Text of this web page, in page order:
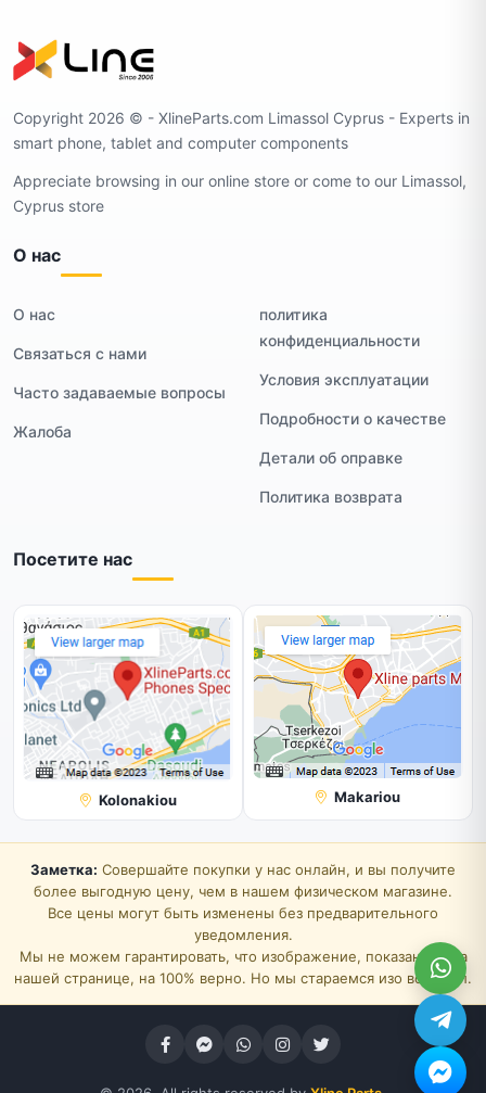
Copyright 2026 ©️ - XlineParts.com Limassol Cyprus - Experts in
smart phone, tablet and computer components
Appreciate browsing in our online store or come to our Limassol,
Cyprus store
О нас
О нас
Связаться с нами
Часто задаваемые вопросы
Жалоба
политика
конфиденциальности
Условия эксплуатации
Подробности о качестве
Детали об оправке
Политика возврата
Посетите нас
Kolonakiou Makariou
Заметка: Совершайте покупки у нас онлайн, и вы получите
более выгодную цену, чем в нашем физическом магазине.
Все цены могут быть изменены без предварительного
уведомления.
Мы не можем гарантировать, что изображение, показанное на
нашей странице, на 100% верно. Но мы стараемся изо всех сил.